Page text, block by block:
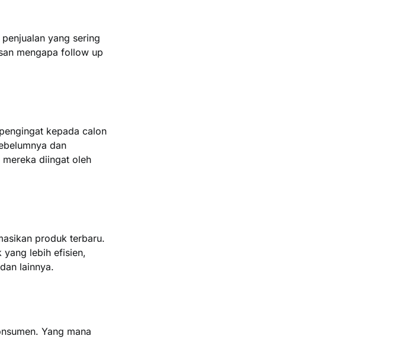
yang sering
mengapa follow up
kepada calon
dan
diingat oleh
produk terbaru.
yang lebih efisien,
lainnya.
Yang mana